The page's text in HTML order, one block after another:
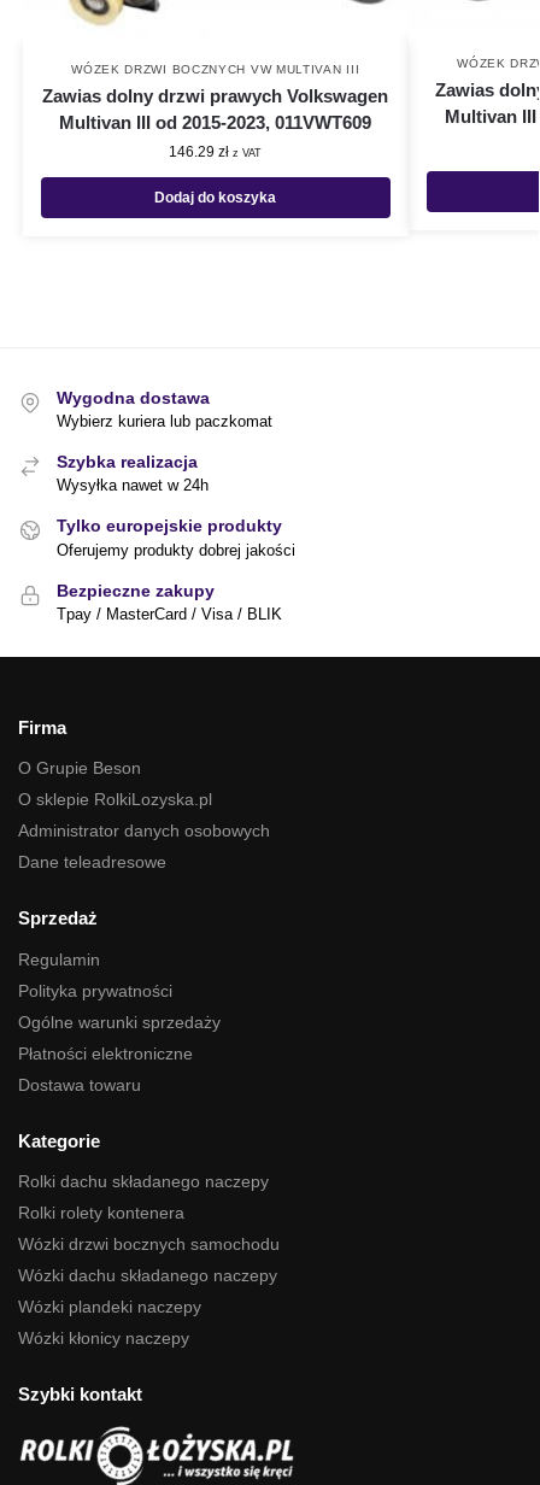
WÓZEK DRZWI BOCZNYCH VW MULTIVAN III
Zawias dolny drzwi prawych Volkswagen
Multivan III od 2015-2023, 011VWT609
146.29zł z VAT
Dodaj do koszyka
WÓZEK
Zawias
Multivan III
Wygodna dostawa
Wybierz kuriera lub paczkomat
Szybka realizacja
Wysyłka nawet w 24h
Tylko europejskie produkty
Oferujemy produkty dobrej jakości
Bezpieczne zakupy
Tpay / MasterCard / Visa / BLIK
Firma
O Grupie Beson
O sklepie RolkiLozyska.pl
Administrator danych osobowych
Dane teleadresowe
Sprzedaż
Regulamin
Polityka prywatności
Ogólne warunki sprzedaży
Płatności elektroniczne
Dostawa towaru
Kategorie
Rolki dachu składanego naczepy
Rolki rolety kontenera
Wózki drzwi bocznych samochodu
Wózki dachu składanego naczepy
Wózki plandeki naczepy
Wózki kłonicy naczepy
Szybki kontakt